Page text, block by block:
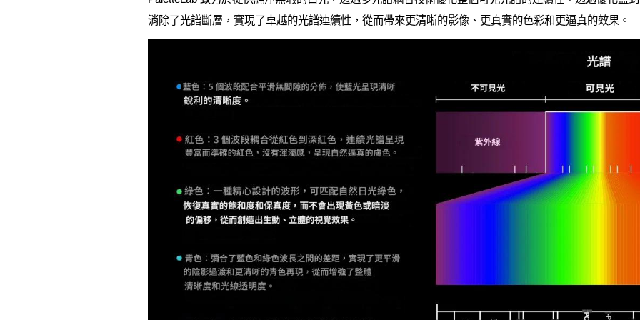
消除了光譜斷層，實現了卓越的光譜連續性，從而帶來更清晰的影像、更真實的色彩和更逼真的效果。